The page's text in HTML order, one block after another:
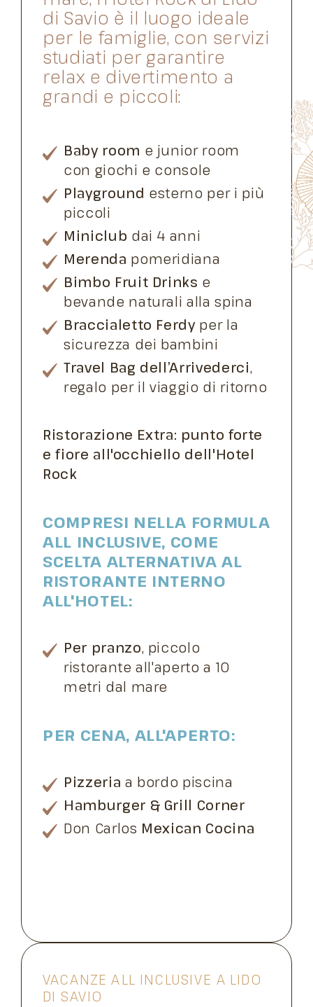
di Savio è il luogo ideale
per le famiglie, con servizi
studiati per garantire
relax e divertimento a
grandi e piccoli:
Baby room e junior room
con giochi e console
Playground esterno per i più
piccoli
Miniclub dai 4 anni
Merenda pomeridiana
Bimbo Fruit Drinks e
bevande naturali alla spina
Braccialetto Ferdy per la
sicurezza dei bambini
Travel Bag dell’Arrivederci,
regalo per il viaggio di ritorno
Ristorazione Extra: punto forte
e fiore all'occhiello dell'Hotel
Rock
COMPRESI NELLA FORMULA
ALL INCLUSIVE, COME
SCELTA ALTERNATIVA AL
RISTORANTE INTERNO
ALL'HOTEL:
Per pranzo, piccolo
ristorante all'aperto a 10
metri dal mare
PER CENA, ALL'APERTO:
Pizzeria a bordo piscina
Hamburger & Grill Corner
Don Carlos Mexican Cocina
VACANZE ALL INCLUSIVE A LIDO
DI SAVIO